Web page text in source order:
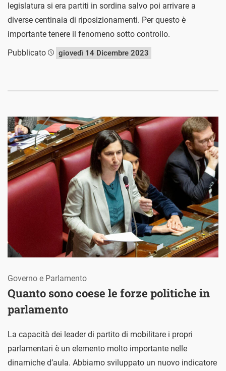
legislatura si era partiti in sordina salvo poi arrivare a
diverse centinaia di riposizionamenti. Per questo è
importante tenere il fenomeno sotto controllo.
Pubblicato
giovedì 14 Dicembre 2023
Quanto sono coese le forze politiche in
parlamento
Governo e Parlamento
La capacità dei leader di partito di mobilitare i propri
parlamentari è un elemento molto importante nelle
dinamiche d’aula. Abbiamo sviluppato un nuovo indicatore